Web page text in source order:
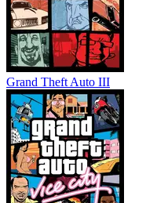
Grand Theft Auto III